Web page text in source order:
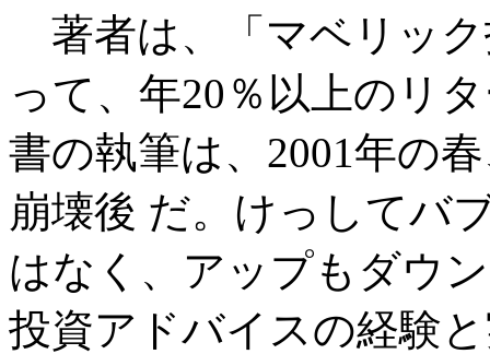
著者は、「マベリッ
って、年20％以上のリ
書の執筆は、2001年の
崩壊後 だ。けっしてバ
はなく、アップもダウ
投資アドバイスの経験